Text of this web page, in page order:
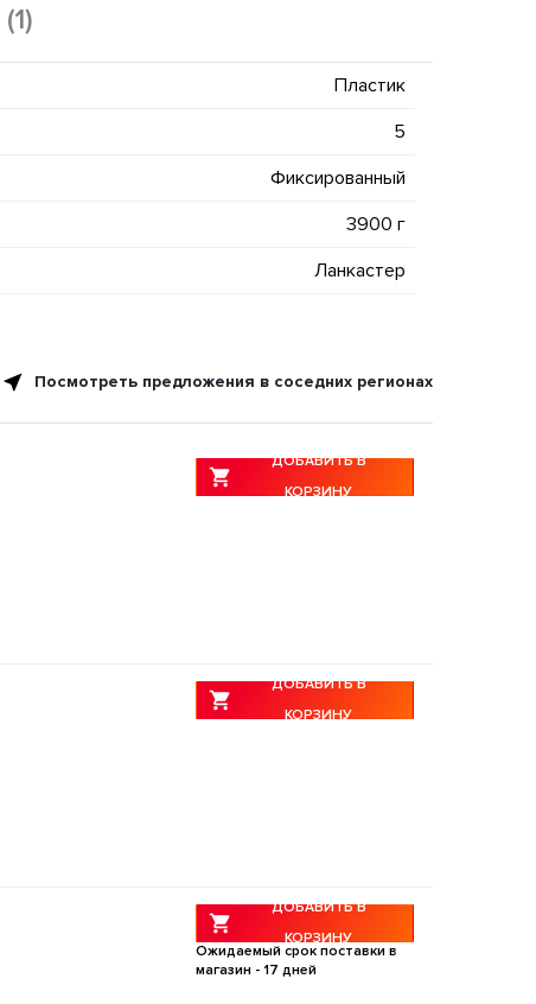
(1)
Пластик
5
Фиксированный
3900 г
Ланкастер
Посмотреть предложения в соседних регионах
ДОБАВИТЬ В
КОРЗИНУ
ДОБАВИТЬ В
КОРЗИНУ
ДОБАВИТЬ В
КОРЗИНУ
Ожидаемый срок поставки в
магазин - 17 дней